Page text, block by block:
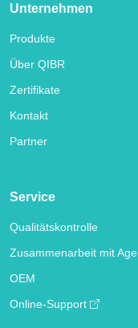
Unternehmen
Produkte
Über QIBR
Zertifikate
Kontakt
Partner
Service
Qualitätskontrolle
Zusammenarbeit mit
OEM
Online-Support